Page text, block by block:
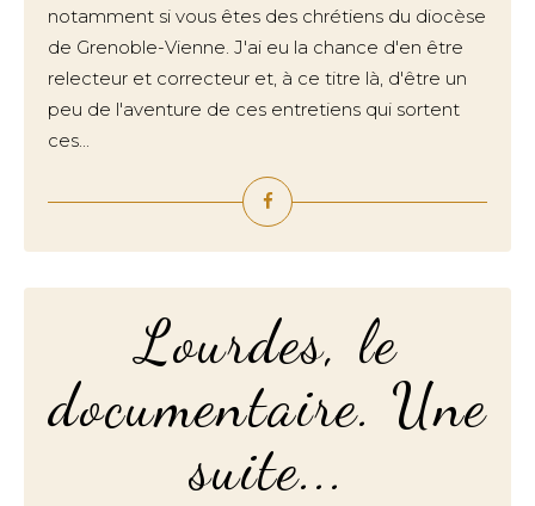
notamment si vous êtes des chrétiens du diocèse
de Grenoble-Vienne. J'ai eu la chance d'en être
relecteur et correcteur et, à ce titre là, d'être un
peu de l'aventure de ces entretiens qui sortent
ces...
Lourdes, le
documentaire. Une
suite...